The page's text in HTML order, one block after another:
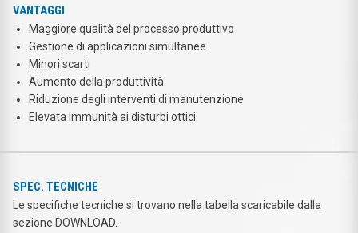
VANTAGGI
Maggiore qualità del processo produttivo
Gestione di applicazioni simultanee
Minori scarti
Aumento della produttività
Riduzione degli interventi di manutenzione
Elevata immunità ai disturbi ottici
SPEC. TECNICHE
Le specifiche tecniche si trovano nella tabella scaricabile dalla
sezione DOWNLOAD.